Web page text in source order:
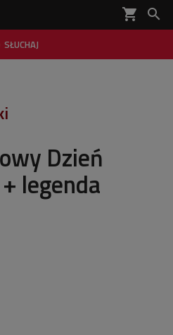
shopping_cart 
SŁUCHAJ

Dzień
legenda